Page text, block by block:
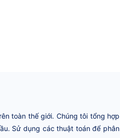
toàn thế giới. Chúng tôi tổng hợp
Sử dụng các thuật toán để phân